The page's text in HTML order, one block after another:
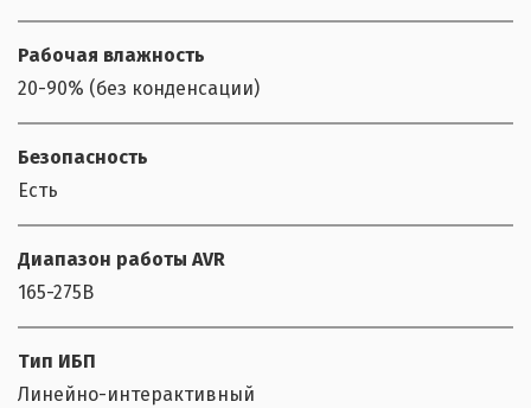
Рабочая влажность
20-90% (без конденсации)
Безопасность
Есть
Диапазон работы AVR
165-275В
Тип ИБП
Линейно-интерактивный